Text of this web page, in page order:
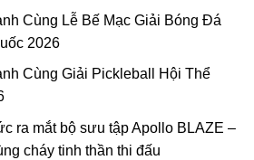
Cùng Lễ Bế Mạc Giải Bóng Đá
2026
Cùng Giải Pickleball Hội Thể
ra mắt bộ sưu tập Apollo BLAZE –
cháy tinh thần thi đấu